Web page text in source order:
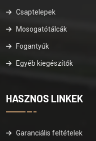
Csaptelepek
Mosogatótálcák
Fogantyúk
Egyéb kiegészítők
HASZNOS LINKEK
Garanciális feltételek